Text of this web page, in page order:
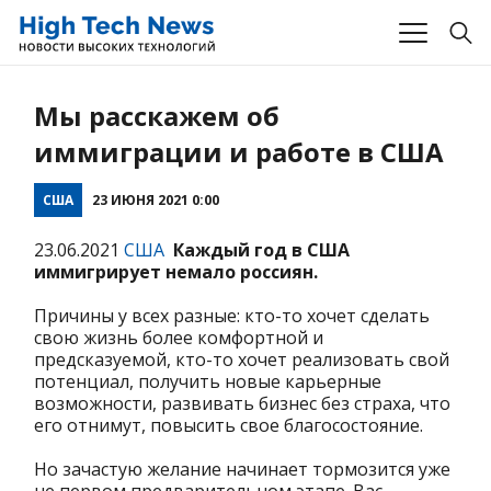
Мы расскажем об
иммиграции и работе в США
США 23 ИЮНЯ 2021 0:00
23.06.2021 США Каждый год в США
иммигрирует немало россиян.
Причины у всех разные: кто-то хочет сделать
свою жизнь более комфортной и
предсказуемой, кто-то хочет реализовать свой
потенциал, получить новые карьерные
возможности, развивать бизнес без страха, что
его отнимут, повысить свое благосостояние.
Но зачастую желание начинает тормозится уже